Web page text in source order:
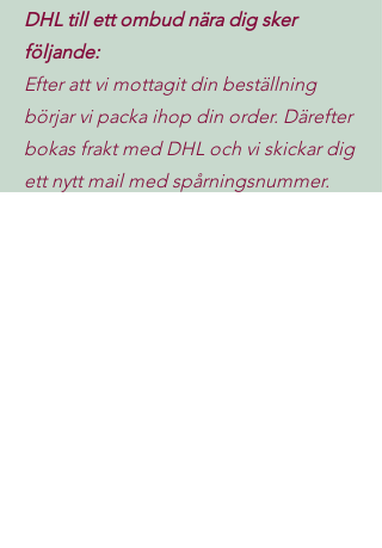
DHL till ett ombud nära dig sker
följande:
Efter att vi mottagit din beställning
börjar vi packa ihop din order. Därefter
bokas frakt med DHL och vi skickar dig
ett nytt mail med spårningsnummer.